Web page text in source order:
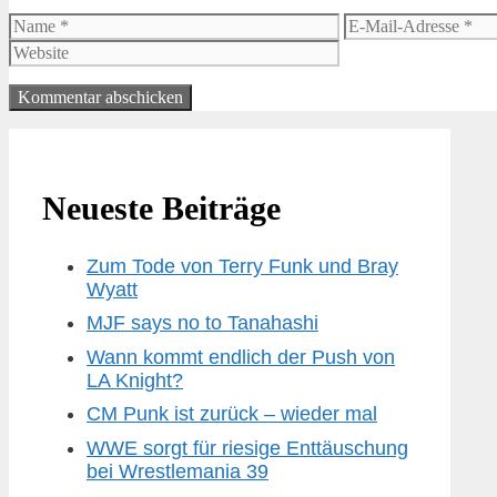
Name
E-
Mail-
Neueste Beiträge
Zum Tode von Terry Funk und Bray
Wyatt
MJF says no to Tanahashi
Wann kommt endlich der Push von
LA Knight?
CM Punk ist zurück – wieder mal
WWE sorgt für riesige Enttäuschung
bei Wrestlemania 39